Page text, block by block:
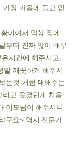
가장 마음에 들고 믿
이여서 막상 집에
부터 진짜 많이 배우
시간에 해주시고,
말 깨끗하게 해주시
는것 처럼 대해주는
리고 웃겼던게 처음
이모님이 해주시니
구요~ 역시 전문가